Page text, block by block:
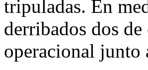
tripuladas. En
derribados dos
operacional junto